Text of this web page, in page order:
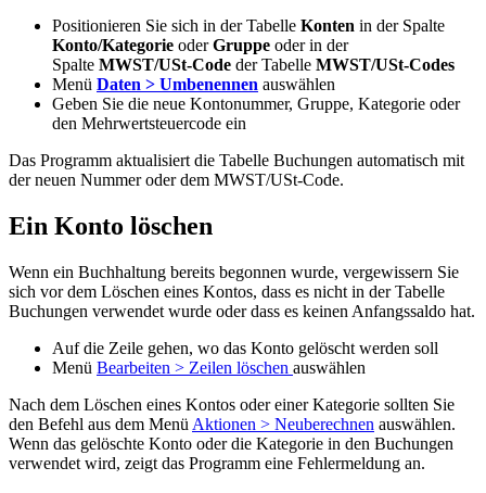
Positionieren Sie sich in der Tabelle Konten in der Spalte
Konto/Kategorie oderGruppe oder in der
Spalte MWST/USt-Code der Tabelle MWST/USt-Codes
Menü Daten > Umbenennen auswählen
Geben Sie die neue Kontonummer, Gruppe, Kategorie oder
den Mehrwertsteuercode ein
Das Programm aktualisiert die Tabelle Buchungen automatisch mit
der neuen Nummer oder dem MWST/USt-Code.
Ein Konto löschen
Wenn ein Buchhaltung bereits begonnen wurde, vergewissern Sie
sich vor dem Löschen eines Kontos, dass es nicht in der Tabelle
Buchungen verwendet wurde oder dass es keinen Anfangssaldo hat.
Auf die Zeile gehen, wo das Konto gelöscht werden soll
Menü Bearbeiten > Zeilen löschen auswählen
Nach dem Löschen eines Kontos oder einer Kategorie sollten Sie
den Befehl aus dem Menü Aktionen > Neuberechnen auswählen.
Wenn das gelöschte Konto oder die Kategorie in den Buchungen
verwendet wird, zeigt das Programm eine Fehlermeldung an.